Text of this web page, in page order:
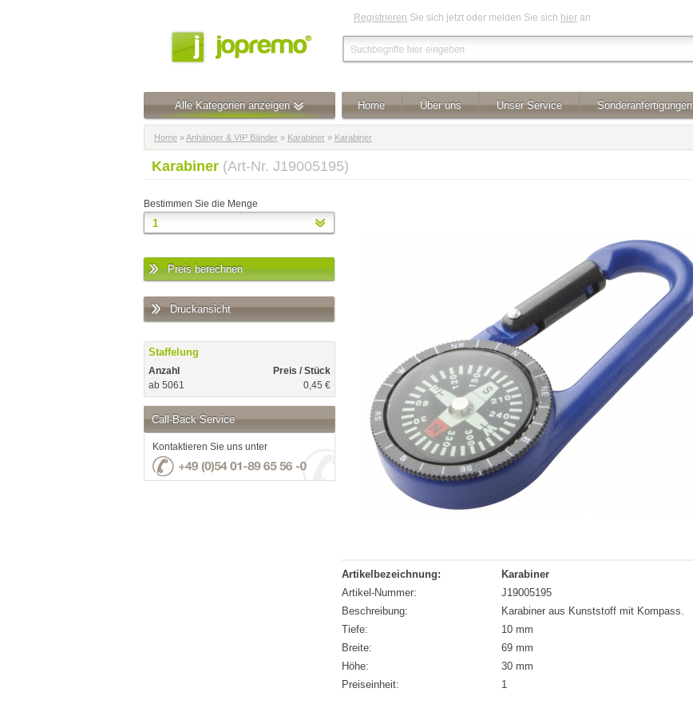
Registrieren Sie sich jetzt oder melden Sie sich hier an
Alle Kategorien anzeigen Home Über uns Unser Service Sonderanfertigungen
Home »Anhänger & VIP Bänder » Karabiner » Karabiner
Karabiner (Art-Nr. J19005195)
Bestimmen Sie die Menge
Preis berechnen
Druckansicht
Staffelung
Anzahl
Preis / Stück
ab 5061
0,45 €
Call-Back Service
Kontaktieren Sie uns unter
Artikelbezeichnung:
Karabiner
Artikel-Nummer:
J19005195
Beschreibung:
Karabiner aus Kunststoff mit Kompass.
Tiefe:
10 mm
Breite:
69 mm
Höhe:
30 mm
Preiseinheit:
1